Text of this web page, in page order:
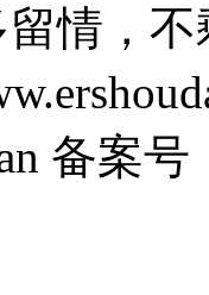
情，
备案